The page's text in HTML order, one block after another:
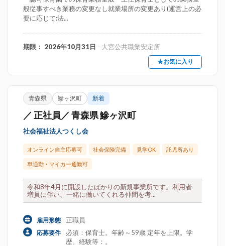
般従事すべき業務の変更なし就業場所の変更あり(運営上の必
要に応じて:法...
期限： 2026年10月31日 - 大宮公共職業安定所
★お気に入り
青森県 鰺ヶ沢町 新着
／ 正社員／ 青森県 鰺ヶ沢町
社会福祉法人つくし会
オンライン自主応募可 社会保険完備 見学OK 託児所あり
車通勤・マイカー通勤可
令和8年4月に開設したばかりの新規事業所です。利用者
増員に伴い、一緒に働いてくれる仲間を考...
雇用形態 正職員
応募要件
必須：保育士。年齢～59歳 定年を上限。学
歴。経験等：。